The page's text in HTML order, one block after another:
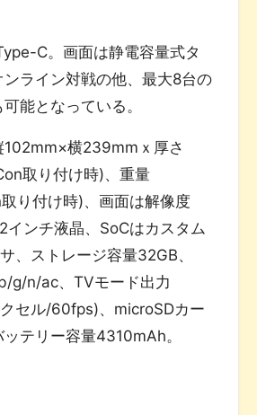
C。画面は静電容量式タ
ンライン対戦の他、最大8台の
能となっている。
横239mmｘ厚さ
取り付け時)、重量
り付け時)、画面は解像度
ンチ液晶、SoCはカスタム
、ストレージ容量32GB、
g/n/ac、TVモード出力
セル/60fps)、microSDカー
ッテリー容量4310mAh。